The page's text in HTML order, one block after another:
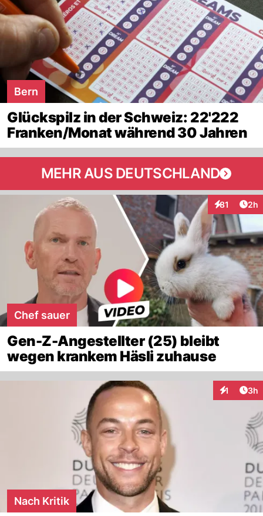
Bern
Glückspilz in der Schweiz: 22'222
Franken/Monat während 30 Jahren
MEHR AUS DEUTSCHLAND
81
Interaktionen
2h
Chef sauer
Gen-Z-Angestellter (25) bleibt
wegen krankem Häsli zuhause
1 3h
Nach Kritik